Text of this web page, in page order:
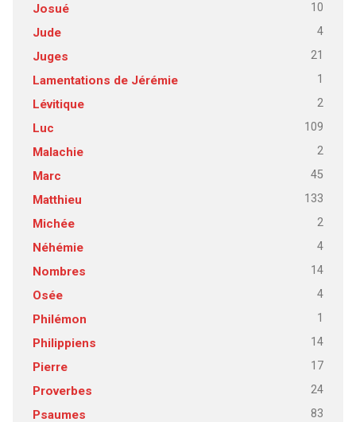
Josué 10
Jude 4
Juges 21
Lamentations de Jérémie 1
Lévitique 2
Luc 109
Malachie 2
Marc 45
Matthieu 133
Michée 2
Néhémie 4
Nombres 14
Osée 4
Philémon 1
Philippiens 14
Pierre 17
Proverbes 24
Psaumes 83